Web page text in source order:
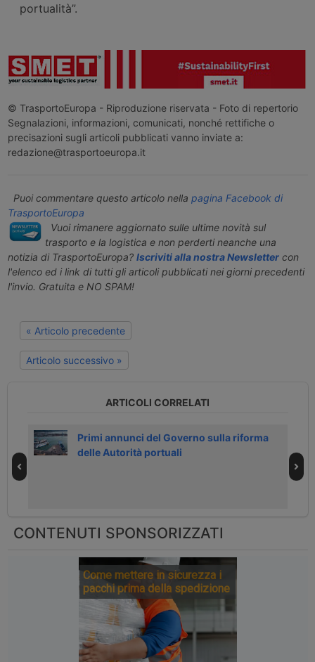
portualità”.
© TrasportoEuropa - Riproduzione riservata - Foto di repertorio
Segnalazioni, informazioni, comunicati, nonché rettifiche o
precisazioni sugli articoli pubblicati vanno inviate a:
redazione@trasportoeuropa.it
Puoi commentare questo articolo nella pagina Facebook di
TrasportoEuropa
Vuoi rimanere aggiornato sulle ultime novità sul
trasporto e la logistica e non perderti neanche una
notizia di TrasportoEuropa? Iscriviti alla nostra Newslettercon
l'elenco ed i link di tutti gli articoli pubblicati nei giorni precedenti
l'invio. Gratuita e NO SPAM!
« Articolo precedente
Articolo successivo »
ARTICOLI CORRELATI
Primi annunci del Governo sulla riforma
delle Autorità portuali
CONTENUTI SPONSORIZZATI
Come mettere in sicurezza i
pacchi prima della spedizione